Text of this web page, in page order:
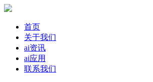
首页
关于我们
ai资讯
ai应用
联系我们